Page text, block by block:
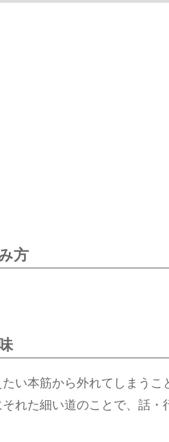
方
い本筋から外れてしまうこ
れた細い道のことで、話・